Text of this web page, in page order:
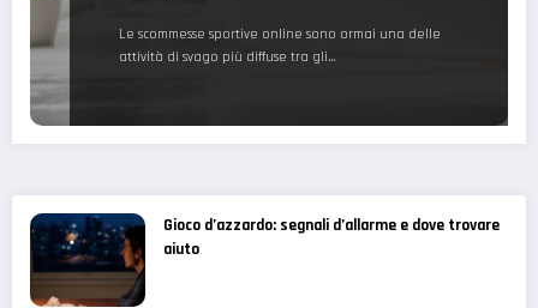
Le scommesse sportive online sono ormai una delle
attività di svago più diffuse tra gli…
Gioco d’azzardo: segnali d’allarme e dove trovare
aiuto